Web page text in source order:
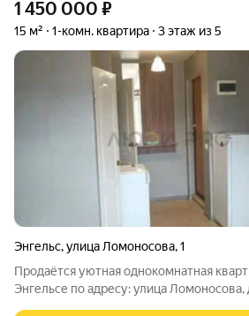
1 450 000 ₽
15 м² 1-комн. квартира 3 этаж из 5
Энгельс,улица Ломоносова,1
Продаётся уютная однокомнатная
Энгельсе по адресу: улица Ломоносова,